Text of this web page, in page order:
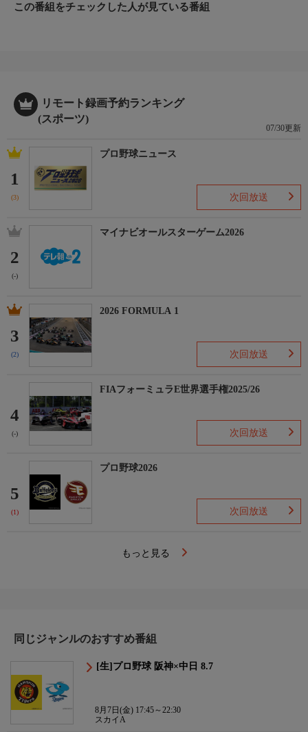
この番組をチェックした人が見ている番組
リモート録画予約ランキング
(スポーツ)
07/30更新
1
(3)
プロ野球ニュース
次回放送
2
(-)
マイナビオールスターゲーム2026
3
(2)
2026 FORMULA 1
次回放送
4
(-)
FIAフォーミュラE世界選手権2025/26
次回放送
5
(1)
プロ野球2026
次回放送
もっと見る
同じジャンルのおすすめ番組
[生]プロ野球 阪神×中日 8.7
8月7日(金) 17:45～22:30
スカイA